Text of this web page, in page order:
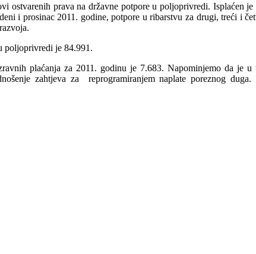
ostvarenih prava na državne potpore u poljoprivredi. Isplaćen
i prosinac 2011. godine, potpore u ribarstvu za drugi, treći i
poljoprivredi je 84.991.
plaćanja za 2011. godinu je 7.683. Napominjemo da je u
zahtjeva za reprogramiranjem naplate poreznog